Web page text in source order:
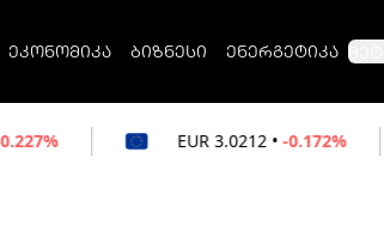
ეკონომიკა ბიზნესი ენერგეტიკა მეტი
EUR • -0.172% USD